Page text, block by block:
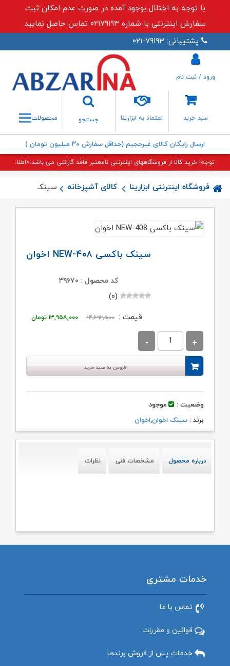
با توجه به اختلال بوجود آمده در صورت عدم امکان ثبت
سفارش اینترنتی با شماره ۰۲۱۷۹۱۹۳ تماس حاصل نمایید
پشتیبانی: ۷۹۱۹۳-۰۲۱
سبد خرید اعتماد به ابزارینا
جستجو
جستجو
ورود / ثبت نام
محصولات
ارسال رایگان کالای غیرحجیم (حداقل سفارش ۳۰ میلیون تومان )
توجه! خرید کالا از فروشگاههای اینترنتی نامعتبر فاقد گارانتی می باشد.>اطلاعات
فروشگاه اینترنتی ابزارینا کالای آشپزخانه سینک باکسی ۴۰۸-NEW اخوان
سینک باکسی ۴۰۸-NEW اخوان
کد محصول : ۳۹۶۷۰
(۰)
قیمت : ۱۴,۶۹۲,۵۰۰
قیمت
۱۳,۹۵۸,۰۰۰ تومان
افزودن به سبد خرید
وضعیت :
موجود
برند : سینک اخوان,اخوان
درباره محصول مشخصات فنی نظرات
خدمات مشتری
تماس با ما
قوانین و مقررات
خدمات پس از فروش برندها